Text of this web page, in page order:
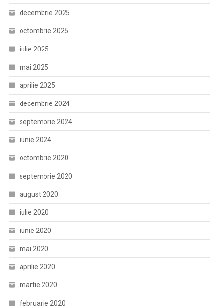
decembrie 2025
octombrie 2025
iulie 2025
mai 2025
aprilie 2025
decembrie 2024
septembrie 2024
iunie 2024
octombrie 2020
septembrie 2020
august 2020
iulie 2020
iunie 2020
mai 2020
aprilie 2020
martie 2020
februarie 2020